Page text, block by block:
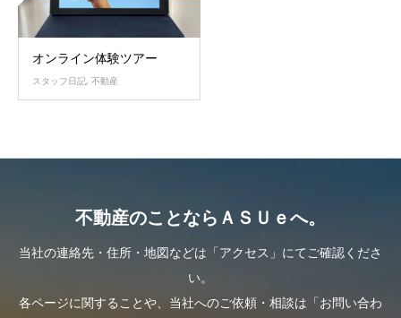
オンライン体験ツアー
スタッフ日記, 不動産
不動産のことならＡＳＵｅへ。
当社の連絡先・住所・地図などは「アクセス」にてご確認くださ
い。
各ページに関することや、当社へのご依頼・相談は「お問い合わ